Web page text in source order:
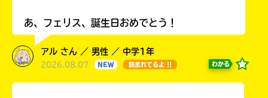
あ、フェリス、誕生日おめでとう！
アル さん ／ 男性 ／ 中学1年
2026.08.07 NEW 読まれてるよ !! わかる